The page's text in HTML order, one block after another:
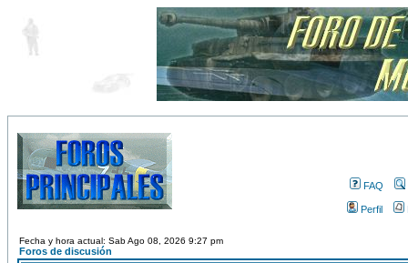
FAQ
Perfil
Fecha y hora actual: Sab Ago 08, 2026 9:27 pm
Foros de discusión